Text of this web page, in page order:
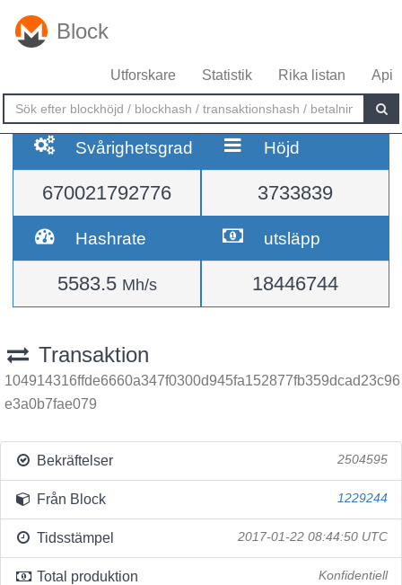
Block
Utforskare Statistik Rika listan Api
Svårighetsgrad
670021792776
Höjd
3733839
Hashrate
5583.5 Mh/s
utsläpp
18446744
Transaktion
104914316ffde6660a347f0300d945fa152877fb359dcad23c96
e3a0b7fae079
Bekräftelser 2504595
Från Block 1229244
Tidsstämpel 2017-01-22 08:44:50 UTC
Total produktion Konfidentiell